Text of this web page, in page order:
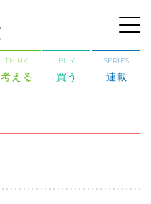
THINK
考える
BUY
買う
SERIES
連載